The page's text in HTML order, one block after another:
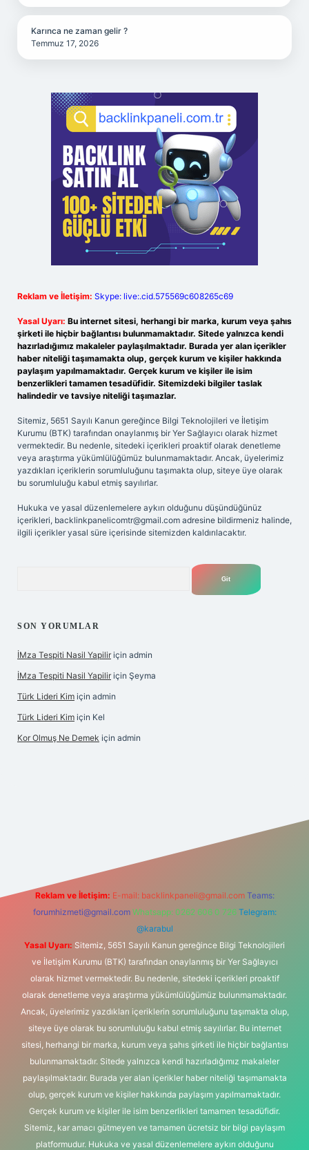
Karınca ne zaman gelir ?
Temmuz 17, 2026
Reklam ve İletişim: Skype: live:.cid.575569c608265c69
Yasal Uyarı: Bu internet sitesi, herhangi bir marka, kurum veya şahıs
şirketi ile hiçbir bağlantısı bulunmamaktadır. Sitede yalnızca kendi
hazırladığımız makaleler paylaşılmaktadır. Burada yer alan içerikler
haber niteliği taşımamakta olup, gerçek kurum ve kişiler hakkında
paylaşım yapılmamaktadır. Gerçek kurum ve kişiler ile isim
benzerlikleri tamamen tesadüfidir. Sitemizdeki bilgiler taslak
halindedir ve tavsiye niteliği taşımazlar.
Sitemiz, 5651 Sayılı Kanun gereğince Bilgi Teknolojileri ve İletişim
Kurumu (BTK) tarafından onaylanmış bir Yer Sağlayıcı olarak hizmet
vermektedir. Bu nedenle, sitedeki içerikleri proaktif olarak denetleme
veya araştırma yükümlülüğümüz bulunmamaktadır. Ancak, üyelerimiz
yazdıkları içeriklerin sorumluluğunu taşımakta olup, siteye üye olarak
bu sorumluluğu kabul etmiş sayılırlar.
Hukuka ve yasal düzenlemelere aykırı olduğunu düşündüğünüz
içerikleri, backlinkpanelicomtr@gmail.com adresine bildirmeniz halinde,
ilgili içerikler yasal süre içerisinde sitemizden kaldırılacaktır.
SON YORUMLAR
İMza Tespiti Nasil Yapilir için admin
İMza Tespiti Nasil Yapilir için Şeyma
Türk Lideri Kim için admin
Türk Lideri Kim için Kel
Kor Olmuş Ne Demek için admin
Reklam ve İletişim: E-mail: backlinkpaneli@gmail.com Teams:
forumhizmeti@gmail.com Whatsapp: 0262 606 0 726 Telegram:
@karabul
Yasal Uyarı: Sitemiz, 5651 Sayılı Kanun gereğince Bilgi Teknolojileri
ve İletişim Kurumu (BTK) tarafından onaylanmış bir Yer Sağlayıcı
olarak hizmet vermektedir. Bu nedenle, sitedeki içerikleri proaktif
olarak denetleme veya araştırma yükümlülüğümüz bulunmamaktadır.
Ancak, üyelerimiz yazdıkları içeriklerin sorumluluğunu taşımakta olup,
siteye üye olarak bu sorumluluğu kabul etmiş sayılırlar. Bu internet
sitesi, herhangi bir marka, kurum veya şahıs şirketi ile hiçbir bağlantısı
bulunmamaktadır. Sitede yalnızca kendi hazırladığımız makaleler
paylaşılmaktadır. Burada yer alan içerikler haber niteliği taşımamakta
olup, gerçek kurum ve kişiler hakkında paylaşım yapılmamaktadır.
Gerçek kurum ve kişiler ile isim benzerlikleri tamamen tesadüfidir.
Sitemiz, kar amacı gütmeyen ve tamamen ücretsiz bir bilgi paylaşım
platformudur. Hukuka ve yasal düzenlemelere aykırı olduğunu